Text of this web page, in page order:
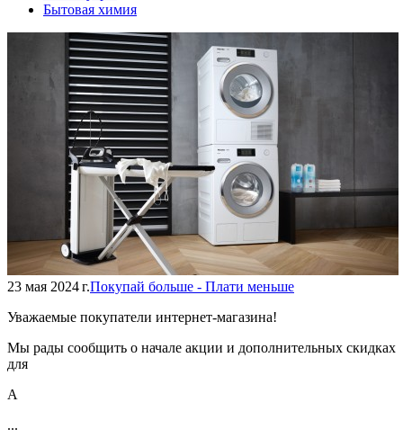
Бытовая химия
23 мая 2024 г.Покупай больше - Плати меньше
Уважаемые покупатели интернет-магазина!
Мы рады сообщить о начале акции и дополнительных скидках
для
А
...